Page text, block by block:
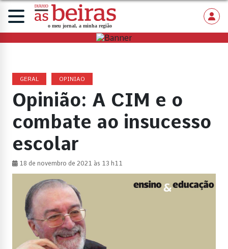
GERAL OPINIAO
Opinião: A CIM e o
combate ao insucesso
escolar
18 de novembro de 2021 às 13 h11